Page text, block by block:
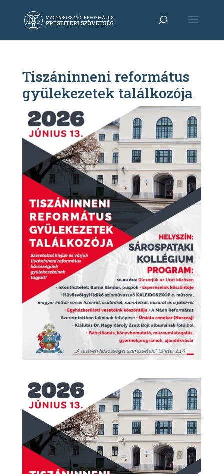
Tiszáninneni református
gyülekezetek találkozója